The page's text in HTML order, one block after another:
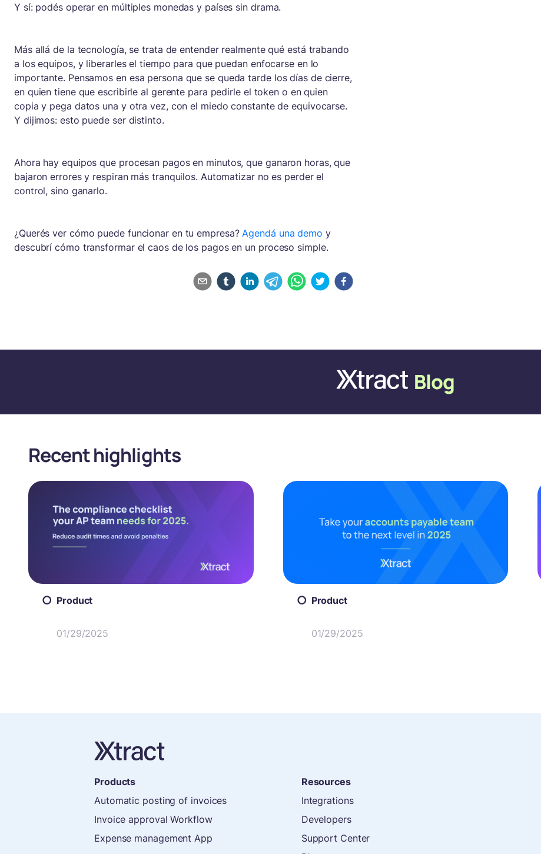
Y sí: podés operar en múltiples monedas y países sin drama.
Más allá de la tecnología, se trata de entender realmente qué está trabando
a los equipos, y liberarles el tiempo para que puedan enfocarse en lo
importante. Pensamos en esa persona que se queda tarde los días de cierre,
en quien tiene que escribirle al gerente para pedirle el token o en quien
copia y pega datos una y otra vez, con el miedo constante de equivocarse.
Y dijimos: esto puede ser distinto.
Ahora hay equipos que procesan pagos en minutos, que ganaron horas, que
bajaron errores y respiran más tranquilos. Automatizar no es perder el
control, sino ganarlo.
¿Querés ver cómo puede funcionar en tu empresa?Agendá una demo y
descubrí cómo transformar el caos de los pagos en un proceso simple.
Recent highlights
Product
01/29/2025
Product
01/29/2025
Products
Automatic posting of invoices
Invoice approval Workflow
Expense management App
Resources
Integrations
Developers
Support Center